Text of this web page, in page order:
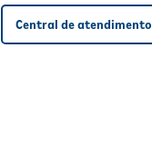
Central de atendimento